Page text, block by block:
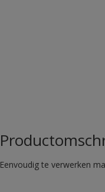
Eenvoudig te verwerken